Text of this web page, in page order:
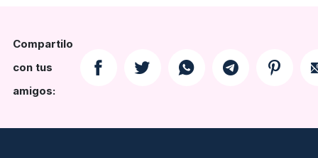
Compartilo
con tus
amigos: